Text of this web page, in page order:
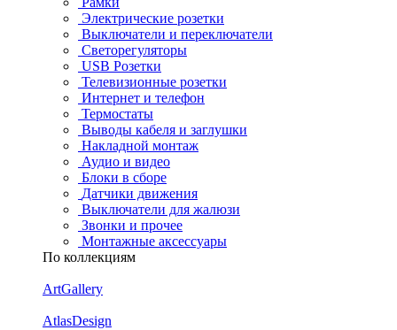
Электрические розетки
Выключатели и переключатели
Светорегуляторы
USB Розетки
Телевизионные розетки
Интернет и телефон
Термостаты
Выводы кабеля и заглушки
Накладной монтаж
Аудио и видео
Блоки в сборе
Датчики движения
Выключатели для жалюзи
Звонки и прочее
Монтажные аксессуары
По коллекциям
ArtGallery
AtlasDesign